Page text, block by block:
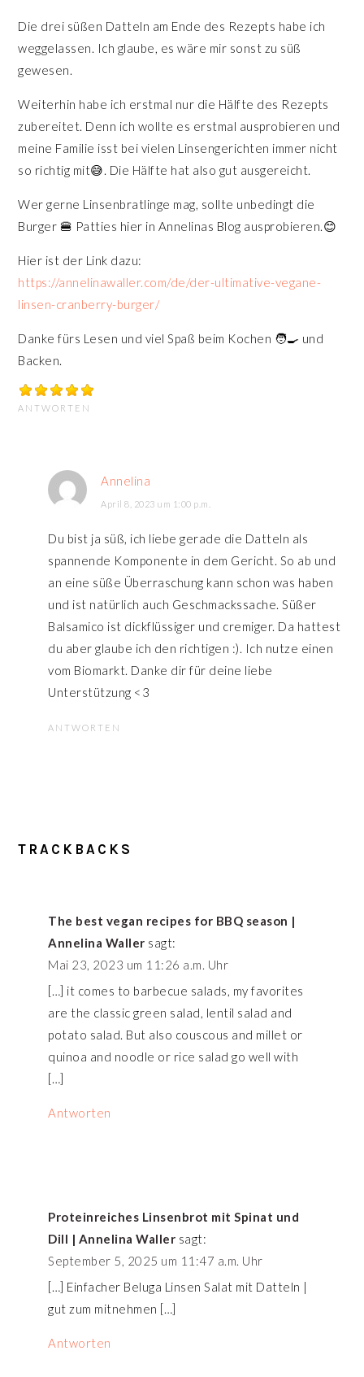
Die drei süßen Datteln am Ende des Rezepts habe ich
weggelassen. Ich glaube, es wäre mir sonst zu süß
gewesen.
Weiterhin habe ich erstmal nur die Hälfte des Rezepts
zubereitet. Denn ich wollte es erstmal ausprobieren und
meine Familie isst bei vielen Linsengerichten immer nicht
so richtig mit😅. Die Hälfte hat also gut ausgereicht.
Wer gerne Linsenbratlinge mag, sollte unbedingt die
Burger 🍔 Patties hier in Annelinas Blog ausprobieren.😊
Hier ist der Link dazu:
https://annelinawaller.com/de/der-ultimative-vegane-
linsen-cranberry-burger/
Danke fürs Lesen und viel Spaß beim Kochen 🧑‍🍳 und
Backen.
ANTWORTEN
Annelina
April 8, 2023 um 1:00 p.m.
Du bist ja süß, ich liebe gerade die Datteln als
spannende Komponente in dem Gericht. So ab und
an eine süße Überraschung kann schon was haben
und ist natürlich auch Geschmackssache. Süßer
Balsamico ist dickflüssiger und cremiger. Da hattest
du aber glaube ich den richtigen :). Ich nutze einen
vom Biomarkt. Danke dir für deine liebe
Unterstützung <3
ANTWORTEN
TRACKBACKS
The best vegan recipes for BBQ season |
Annelina Waller sagt:
Mai 23, 2023 um 11:26 a.m. Uhr
[…] it comes to barbecue salads, my favorites
are the classic green salad, lentil salad and
potato salad. But also couscous and millet or
quinoa and noodle or rice salad go well with
[…]
Antworten
Proteinreiches Linsenbrot mit Spinat und
Dill | Annelina Waller sagt:
September 5, 2025 um 11:47 a.m. Uhr
[…] Einfacher Beluga Linsen Salat mit Datteln |
gut zum mitnehmen […]
Antworten